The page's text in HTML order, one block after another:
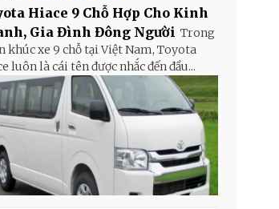
Hiace 9 Chỗ Hợp Cho Kinh
Gia Đình Đông Người Trong
khúc xe 9 chỗ tại Việt Nam, Toyota
luôn là cái tên được nhắc đến đầu...